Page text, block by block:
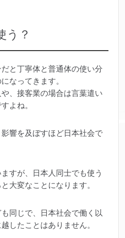
う？
と丁寧体と普通体の使い分
なってきます。
、接客業の場合は言葉遣い
よね。
響を及ぼすほど日本社会で
ますが、日本人同士でも使う
大変なことになります。
同じで、日本社会で働く以
したことはありません。